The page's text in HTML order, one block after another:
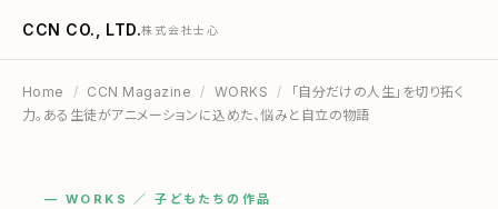
CCN CO., LTD.株式会社士心
Home / CCN Magazine / WORKS /
「自分だけの人生」を切り拓く
力。ある生徒がアニメーションに込めた、悩みと自立の物語
— WORKS ／ 子どもたちの作品